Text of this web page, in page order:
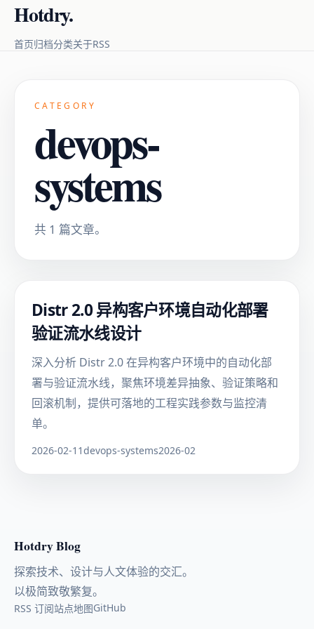
Hotdry.
首页归档分类关于RSS
CATEGORY
devops-
systems
共 1 篇文章。
Distr 2.0 异构客户环境自动化部署
验证流水线设计
深入分析 Distr 2.0 在异构客户环境中的自动化部
署与验证流水线，聚焦环境差异抽象、验证策略和
回滚机制，提供可落地的工程实践参数与监控清
单。
2026-02-11devops-systems2026-02
Hotdry Blog
探索技术、设计与人文体验的交汇。
以极简致敬繁复。
RSS 订阅站点地图GitHub